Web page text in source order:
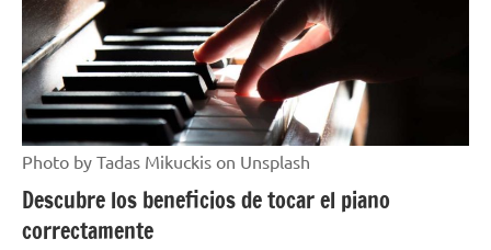
Photo by Tadas Mikuckis on Unsplash
Descubre los beneficios de tocar el piano
correctamente